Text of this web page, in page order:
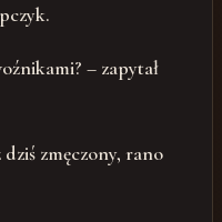
– zapytał
zmęczony, rano